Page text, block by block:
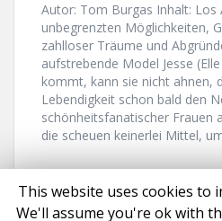
Autor: Tom Burgas Inhalt: Los
unbegrenzten Möglichkeiten,
zahlloser Träume und
aufstrebende Model Jesse
kommt, kann sie nicht ahnen,
Lebendigkeit schon bald den
schönheitsfanatischer Frauen
die scheuen keinerlei Mittel,
This website uses cookies to
We'll assume you're ok with